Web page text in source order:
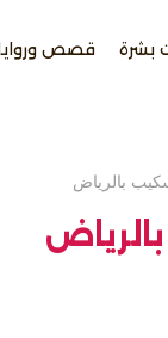
بشرة قصص
بالرياض